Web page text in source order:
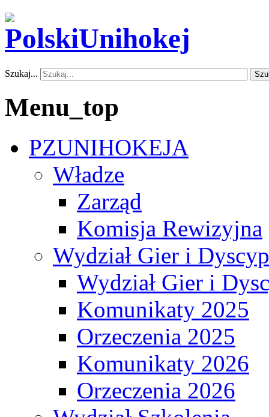
Szukaj...
Menu_top
PZUNIHOKEJA
Władze
Zarząd
Komisja Rewizyjna
Wydział Gier i
Wydział Gier i
Komunikaty 2025
Orzeczenia 2025
Komunikaty 2026
Orzeczenia 2026